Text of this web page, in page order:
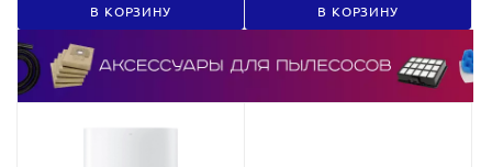
В КОРЗИНУ В КОРЗИНУ